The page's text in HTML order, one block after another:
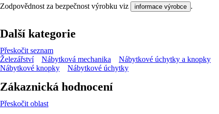
Zodpovědnost za bezpečnost výrobku viz informace výrobce .
Další kategorie
Přeskočit seznam
Železářství
Nábytková mechanika
Nábytkové úchytky a knopky
Nábytkové knopky
Nábytkové úchytky
Zákaznická hodnocení
Přeskočit oblast